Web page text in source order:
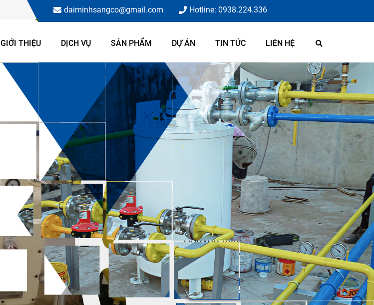
daiminhsangco@gmail.com Hotline: 0938.224.336
GIỚI THIỆU DỊCH VỤ SẢN PHẨM DỰ ÁN TIN TỨC LIÊN HỆ
ĐĂNG KÝ TƯ VẤN